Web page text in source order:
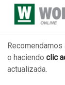
o haciendo clic
actualizada.